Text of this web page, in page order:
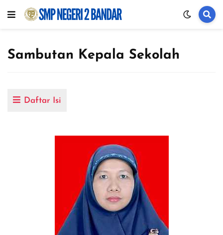
Sambutan Kepala Sekolah
Daftar Isi